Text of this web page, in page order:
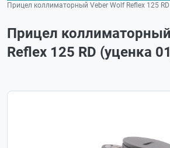
Прицел коллиматорный Veber Wolf Reflex 125
Прицел
Reflex 125 RD (уценка